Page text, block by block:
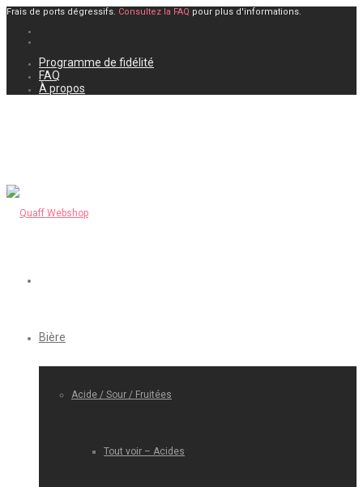
Frais de ports dégressifs. Consultez la FAQ pour plus d'informations.
Programme de fidélité
FAQ
À propos
Bière
Acide / Sour / Fruitées
Tout voir – Acides